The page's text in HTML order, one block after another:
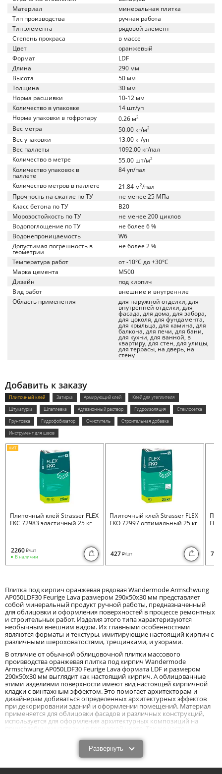
Материал
минеральная плитка
Тип производства
ручная работа
Тип элемента
рядовой элемент
Степень прокраса
в массе
Цвет
оранжевый
Формат
LDF
Длина
290 мм
Высота
50 мм
Толщина
30 мм
Норма расшивки
10-12 мм
Количество в упаковке
14 шт/уп
Норма упаковки в гофротару
0.26 м2
Вес метра 50.00 кг/м2
Вес упаковки
13.00 кг/уп
Вес паллеты
1092.00 кг/пал
Количество в метре
55.00 шт/м2
Количество упаковок в
паллете
84 уп/пал
Количество метров в паллете 21.84 м2/пал
Прочность на сжатие по ТУ
не менее 25 МПа
Класс бетона по ТУ
B20
Морозостойкость по ТУ
не менее 200 циклов
Водопоглощение по ТУ
не более 6 %
Водонепроницаемость
W6
Допустимая погрешность в
геометрии
не более 2 %
Температура работ
от -10°C до +30°C
Марка цемента
M500
Дизайн
под кирпич
Вид работ
внешние и внутренние
Область применения
для наружной отделки, для
внутренней отделки, для
фасада, для дома, для забора,
для цоколя, для фундамента,
для крыльца, для камина, для
балкона, для печи, для бани,
для кухни, для ванной, в
квартиру, для стен, для улицы,
для террасы, на дверь, на
стену
Добавить к заказу
Плиточный клей Затирка Армирующий клей
Клей для утеплителя
Штукатурка
Шпатлевка Адгезионный раствор Гидроизоляция
Стеклосетка
Грунтовка
Гидрофобизатор Очиститель
Строительная добавка
Инструмент для швов
ХИТ
Плиточный клей Strasser FLEX
FKC 72983 эластичный 25 кг
2260 i/шт
В наличии
Плиточный клей Strasser FLEX
FKO 72997 оптимальный 25 кг
427 i/шт 730
Плитка под кирпич оранжевая рядовая Wandermode Armschwung
AP050LDF30 Feurige Lava размером 290x50x30 мм представляет
собой минеральный продукт ручной работы, предназначенный
для облицовки и оформления поверхностей в процессе ремонтных
и строительных работ. Изделия этого типа характеризуются
необычным внешним видом. Их главными особенностями
являются форматы и текстуры, имитирующие настоящий кирпич с
различными шероховатостями, трещинками, и узорами.
В отличие от обычной облицовочной плитки массового
производства оранжевая плитка под кирпич Wandermode
Armschwung AP050LDF30 Feurige Lava формата LDF и размером
290x50x30 мм выглядит как настоящий кирпич. А облицованные
этими изделиями поверхности имеют вид настоящей кирпичной
кладки с винтажным эффектом. Это помогает архитекторам и
дизайнерам добиваться определенных архитектурных эффектов
при декорировании зданий и оформлении помещений. Материал
применяется для облицовки фасадов и различных конструкций,
используется для оформления архитектурных композиций на
применяется он и в современных интерьерах.
Особенности и характеристики плитки под
кирпич (рядовой элемент) Wandermode
Развернуть